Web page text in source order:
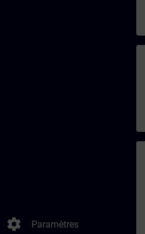
settings Paramètres